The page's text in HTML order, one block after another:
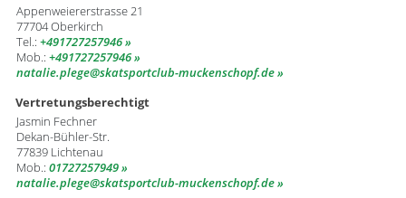
Appenweiererstrasse 21
77704 Oberkirch
Tel.: +491727257946
Mob.: +491727257946
natalie.plege
​skatsportclub-muckenschopf.de
Vertretungsberechtigt
Jasmin Fechner
Dekan-Bühler-Str.
77839 Lichtenau
Mob.: 01727257949
natalie.plege
​skatsportclub-muckenschopf.de